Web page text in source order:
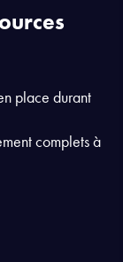
place durant
complets à